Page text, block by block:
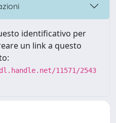
identificativo per
un link a questo
11571/2543